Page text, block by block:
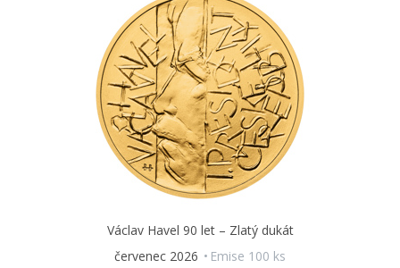
Václav Havel 90 let – Zlatý dukát
červenec 2026
Emise 100 ks